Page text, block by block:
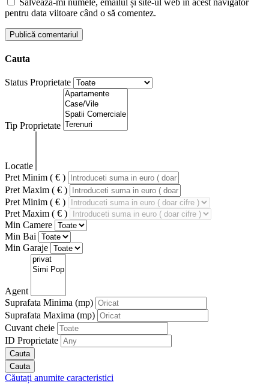
pentru data viitoare când o să comentez.
Cauta
Status Proprietate
Tip Proprietate
Locatie
Pret Minim ( € )
Pret Maxim ( € )
Pret Minim ( € )
Pret Maxim ( € )
Min Camere
Min Bai
Min Garaje
Agent
Suprafata Minima (mp)
Suprafata Maxima (mp)
Cuvant cheie
ID Proprietate
Căutați anumite caracteristici